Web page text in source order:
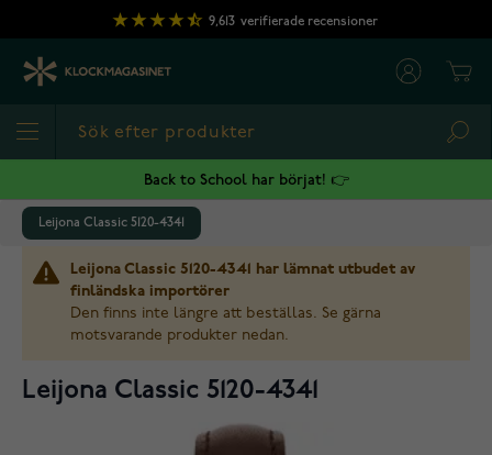
Hoppa till innehållet
9,613 verifierade recensioner
Back to School har börjat! 👉
Leijona Classic 5120-4341
Leijona Classic 5120-4341 har lämnat utbudet av
finländska importörer
Den finns inte längre att beställas. Se gärna
motsvarande produkter nedan.
Leijona Classic 5120-4341